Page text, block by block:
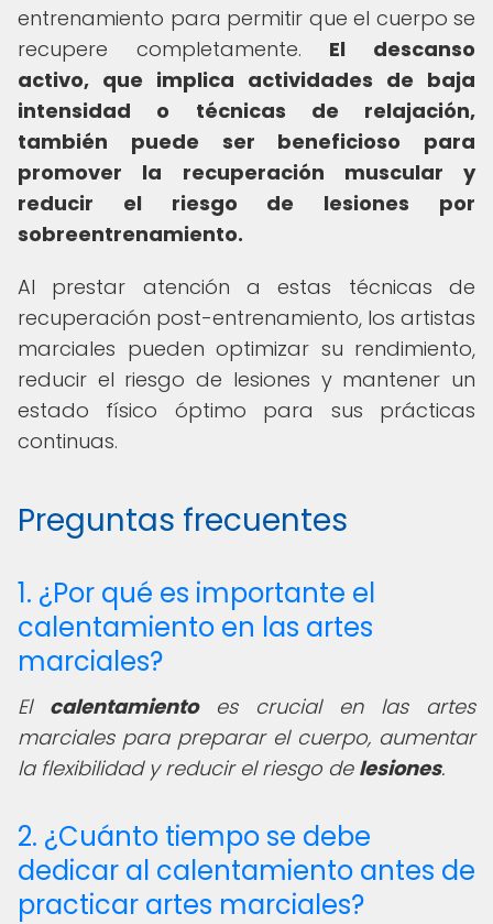
entrenamiento para permitir que el cuerpo se
recupere completamente. El descanso
activo, que implica actividades de baja
intensidad o técnicas de relajación,
también puede ser beneficioso para
promover la recuperación muscular y
reducir el riesgo de lesiones por
sobreentrenamiento.
Al prestar atención a estas técnicas de
recuperación post-entrenamiento, los artistas
marciales pueden optimizar su rendimiento,
reducir el riesgo de lesiones y mantener un
estado físico óptimo para sus prácticas
continuas.
Preguntas frecuentes
1. ¿Por qué es importante el
calentamiento en las artes
marciales?
El calentamientoes crucial en las artes
marciales para preparar el cuerpo, aumentar
la flexibilidad y reducir el riesgo de lesiones.
2. ¿Cuánto tiempo se debe
dedicar al calentamiento antes de
practicar artes marciales?